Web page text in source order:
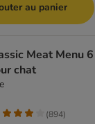
au panier
Meat Menu 6
chat
(894)